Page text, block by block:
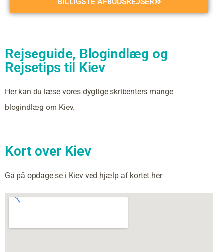
Rejseguide, Blogindlæg og
Rejsetips til Kiev
Her kan du læse vores dygtige skribenters mange
blogindlæg om Kiev.
Kort over Kiev
Gå på opdagelse i Kiev ved hjælp af kortet her: